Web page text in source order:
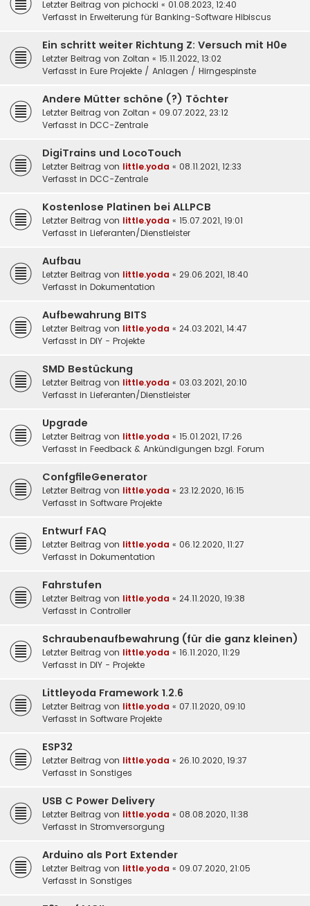
Letzter Beitrag von pichocki « 01.08.2023, 12:40
Verfasst in Erweiterung für Banking-Software Hibiscus
Ein schritt weiter Richtung Z: Versuch mit H0e
Letzter Beitrag von Zoltan « 15.11.2022, 13:02
Verfasst in Eure Projekte / Anlagen / Hirngespinste
Andere Mütter schöne (?) Töchter
Letzter Beitrag von Zoltan « 09.07.2022, 23:12
Verfasst in DCC-Zentrale
DigiTrains und LocoTouch
Letzter Beitrag von little.yoda « 08.11.2021, 12:33
Verfasst in DCC-Zentrale
Kostenlose Platinen bei ALLPCB
Letzter Beitrag von little.yoda « 15.07.2021, 19:01
Verfasst in Lieferanten/Dienstleister
Aufbau
Letzter Beitrag von little.yoda « 29.06.2021, 18:40
Verfasst in Dokumentation
Aufbewahrung BITS
Letzter Beitrag von little.yoda « 24.03.2021, 14:47
Verfasst in DIY - Projekte
SMD Bestückung
Letzter Beitrag von little.yoda « 03.03.2021, 20:10
Verfasst in Lieferanten/Dienstleister
Upgrade
Letzter Beitrag von little.yoda « 15.01.2021, 17:26
Verfasst in Feedback & Ankündigungen bzgl. Forum
ConfgfileGenerator
Letzter Beitrag von little.yoda « 23.12.2020, 16:15
Verfasst in Software Projekte
Entwurf FAQ
Letzter Beitrag von little.yoda « 06.12.2020, 11:27
Verfasst in Dokumentation
Fahrstufen
Letzter Beitrag von little.yoda « 24.11.2020, 19:38
Verfasst in Controller
Schraubenaufbewahrung (für die ganz kleinen)
Letzter Beitrag von little.yoda « 16.11.2020, 11:29
Verfasst in DIY - Projekte
Littleyoda Framework 1.2.6
Letzter Beitrag von little.yoda « 07.11.2020, 09:10
Verfasst in Software Projekte
ESP32
Letzter Beitrag von little.yoda « 26.10.2020, 19:37
Verfasst in Sonstiges
USB C Power Delivery
Letzter Beitrag von little.yoda « 08.08.2020, 11:38
Verfasst in Stromversorgung
Arduino als Port Extender
Letzter Beitrag von little.yoda « 09.07.2020, 21:05
Verfasst in Sonstiges